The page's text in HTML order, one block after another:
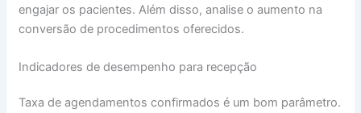
engajar os pacientes. Além disso, analise o aumento na
conversão de procedimentos oferecidos.
Indicadores de desempenho para recepção
Taxa de agendamentos confirmados é um bom parâmetro.